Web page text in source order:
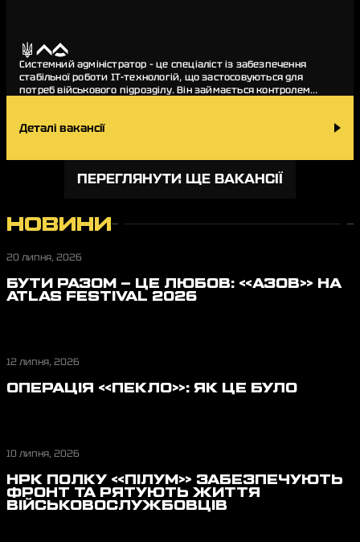
Системний адміністратор – це спеціаліст із забезпечення
стабільної роботи IT-технологій, що застосовуються для
потреб військового підрозділу. Він займається контролем
Деталі вакансії
ПЕРЕГЛЯНУТИ ЩЕ ВАКАНСІЇ
НОВИНИ
20 липня, 2026
БУТИ РАЗОМ – ЦЕ ЛЮБОВ: «АЗОВ» НА
ATLAS FESTIVAL 2026
12 липня, 2026
ОПЕРАЦІЯ «ПЕКЛО»: ЯК ЦЕ БУЛО
10 липня, 2026
НРК ПОЛКУ «ПІЛУМ» ЗАБЕЗПЕЧУЮТЬ
ФРОНТ ТА РЯТУЮТЬ ЖИТТЯ
ВІЙСЬКОВОСЛУЖБОВЦІВ